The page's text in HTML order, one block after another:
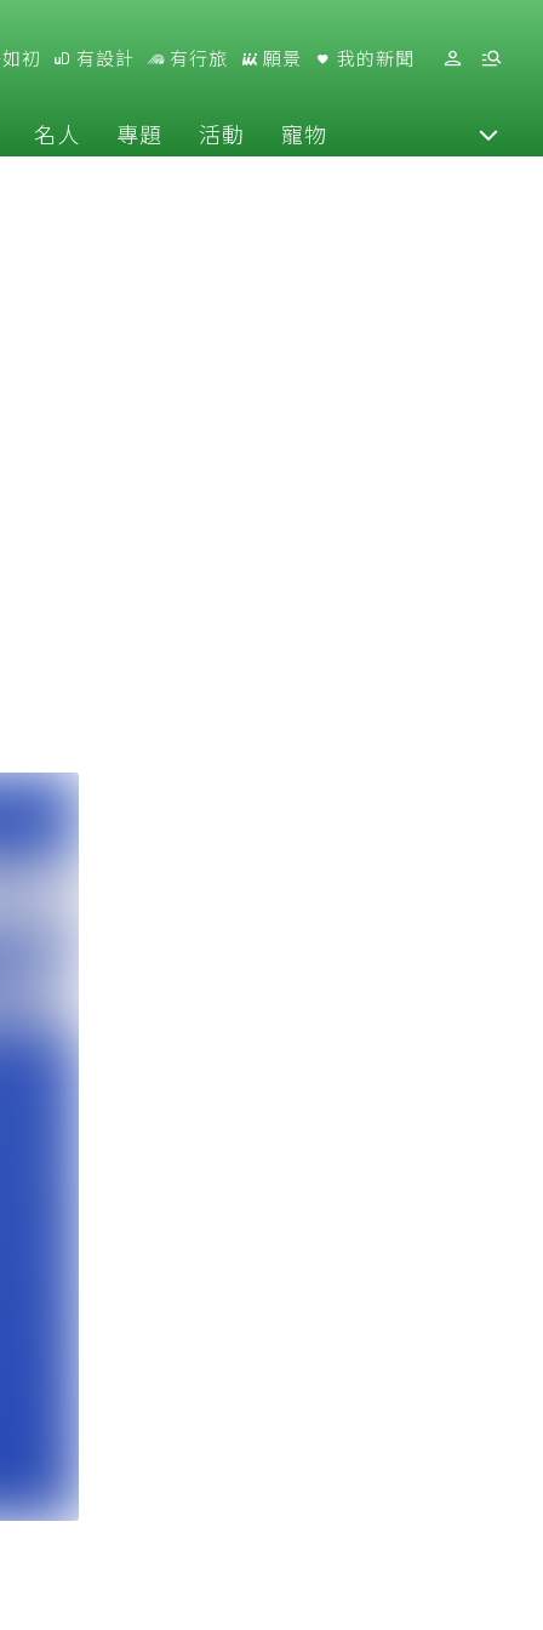
初 有設計 有行旅 願景 我的新聞
名人 專題 活動 寵物